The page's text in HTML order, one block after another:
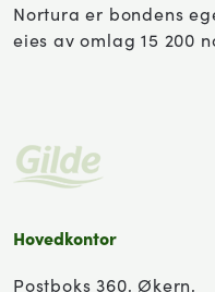
Nortura er bondens
eies av omlag 15 200
Hovedkontor
Postboks 360, Økern,